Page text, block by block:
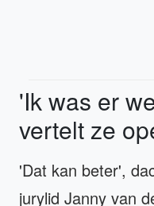
'Ik was er
vertelt ze
'Dat kan beter',
jurylid Janny van